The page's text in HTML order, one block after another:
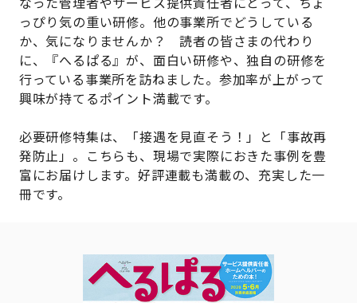
っぴり気の重い研修。他の事業所でどうしている
か、気になりませんか？ 読者の皆さまの代わり
に、『へるぱる』が、面白い研修や、独自の研修を
行っている事業所を訪ねました。参加率が上がって
興味が持てるポイント満載です。
必要研修特集は、「接遇を見直そう！」と「事故再
発防止」。こちらも、現場で実際におきた事例を豊
富にお届けします。好評連載も満載の、充実した一
冊です。